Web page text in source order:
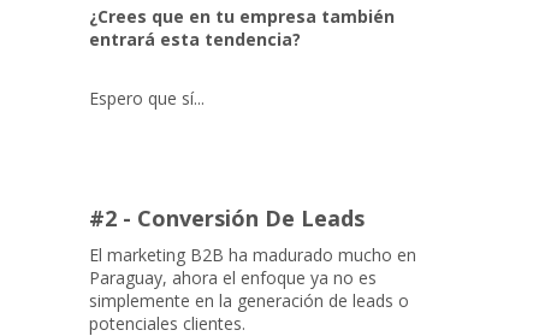
¿Crees que en tu empresa también
entrará esta tendencia?
Espero que sí...
#2 - Conversión De Leads
El marketing B2B ha madurado mucho en
Paraguay, ahora el enfoque ya no es
simplemente en la generación de leads o
potenciales clientes.